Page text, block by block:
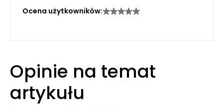
Ocena użytkowników:
Opinie na temat
artykułu